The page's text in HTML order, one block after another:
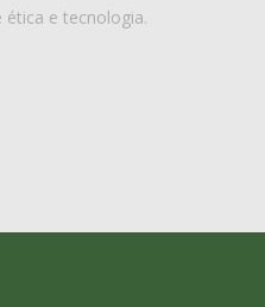
ética e tecnologia.